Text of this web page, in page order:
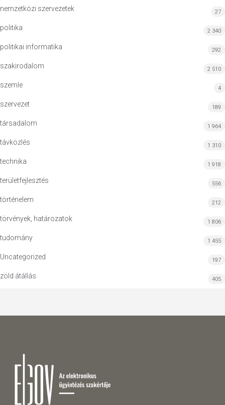
nemzetközi szervezetek 27
politika 2 340
politikai informatika 292
szakirodalom 2 510
szemle 4
szervezet 189
társadalom 1 964
távközlés 1 310
technika 1 918
területfejlesztés 556
történelem 212
törvények, határozatok 1 806
tudomány 1 455
Uncategorized 197
zöld átállás 405